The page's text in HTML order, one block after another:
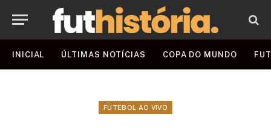
INICIAL ÚLTIMAS NOTÍCIAS COPA DO MUNDO
FUTEBOL AO VIVO